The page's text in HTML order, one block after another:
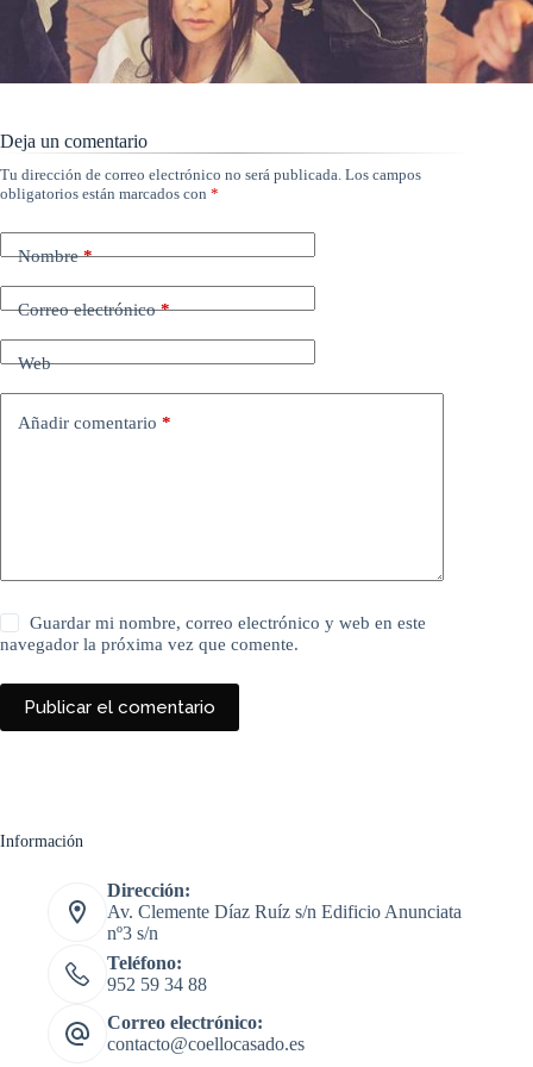
Deja un comentario
Tu dirección de correo electrónico no será publicada. Los campos
obligatorios están marcados con *
Nombre*
Correo electrónico*
Web
Añadir comentario *
Guardar mi nombre, correo electrónico y web en este
navegador la próxima vez que comente.
Publicar el comentario
Información
Dirección:
Av. Clemente Díaz Ruíz s/n Edificio Anunciata
nº3 s/n
Teléfono:
952 59 34 88
Correo electrónico:
contacto@coellocasado.es